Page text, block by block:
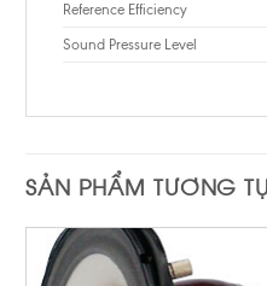
Reference Efficiency
Sound Pressure Level
SẢN PHẨM TƯƠNG